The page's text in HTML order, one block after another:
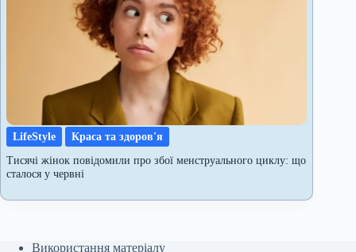
LifeStyle
Краса та здоров'я
Тисячі жінок повідомили про збої менструального циклу: що
сталося у червні
Використання матеріалу